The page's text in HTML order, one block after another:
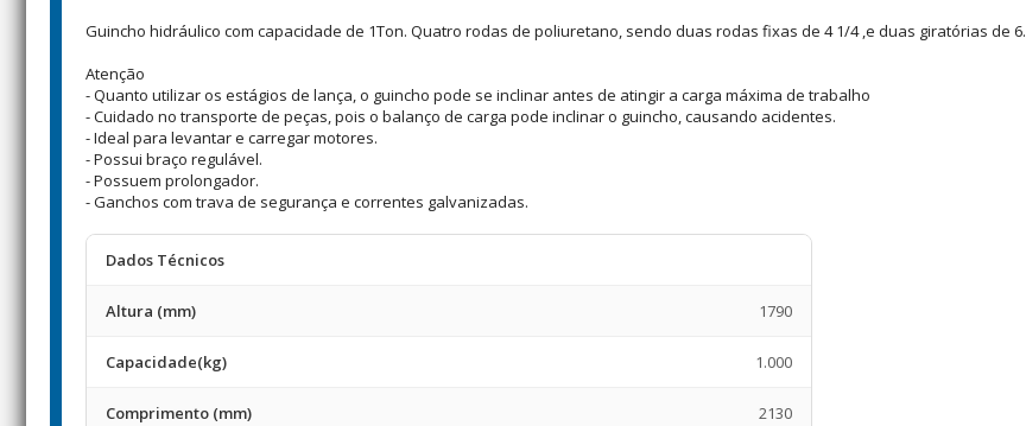
Guincho hidráulico com capacidade de 1Ton. Quatro rodas de poliuretano, sendo duas rodas fixas de 4 1/4 ,e duas giratórias de 6.
Atenção
- Quanto utilizar os estágios de lança, o guincho pode se inclinar antes de atingir a carga máxima de trabalho
- Cuidado no transporte de peças, pois o balanço de carga pode inclinar o guincho, causando acidentes.
- Ideal para levantar e carregar motores.
- Possui braço regulável.
- Possuem prolongador.
- Ganchos com trava de segurança e correntes galvanizadas.
Dados Técnicos
Altura (mm) 1790
Capacidade(kg) 1.000
Comprimento (mm) 2130